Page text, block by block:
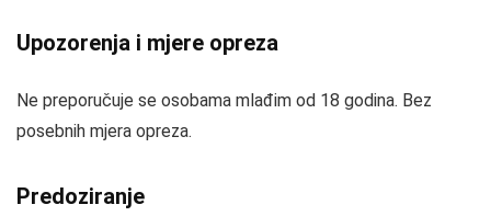
Upozorenja i mjere opreza
Ne preporučuje se osobama mlađim od 18 godina. Bez
posebnih mjera opreza.
Predoziranje